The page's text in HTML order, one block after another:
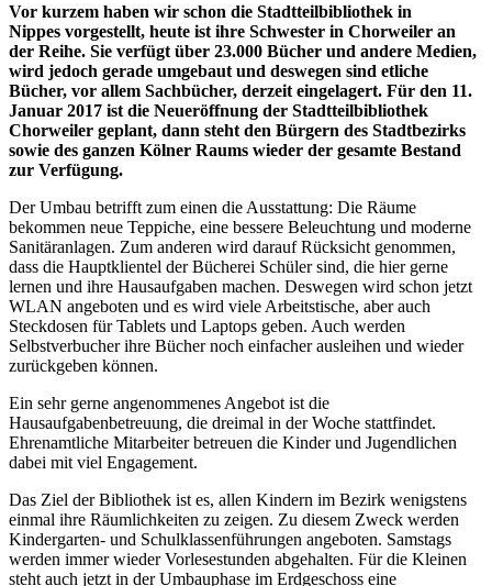
Vor kurzem haben wir schon die Stadtteilbibliothek in
Nippes vorgestellt, heute ist ihre Schwester in Chorweiler an
der Reihe. Sie verfügt über 23.000 Bücher und andere Medien,
wird jedoch gerade umgebaut und deswegen sind etliche
Bücher, vor allem Sachbücher, derzeit eingelagert. Für den 11.
Januar 2017 ist die Neueröffnung der Stadtteilbibliothek
Chorweiler geplant, dann steht den Bürgern des Stadtbezirks
sowie des ganzen Kölner Raums wieder der gesamte Bestand
zur Verfügung.
Der Umbau betrifft zum einen die Ausstattung: Die Räume
bekommen neue Teppiche, eine bessere Beleuchtung und moderne
Sanitäranlagen. Zum anderen wird darauf Rücksicht genommen,
dass die Hauptklientel der Bücherei Schüler sind, die hier gerne
lernen und ihre Hausaufgaben machen. Deswegen wird schon jetzt
WLAN angeboten und es wird viele Arbeitstische, aber auch
Steckdosen für Tablets und Laptops geben. Auch werden
Selbstverbucher ihre Bücher noch einfacher ausleihen und wieder
zurückgeben können.
Ein sehr gerne angenommenes Angebot ist die
Hausaufgabenbetreuung, die dreimal in der Woche stattfindet.
Ehrenamtliche Mitarbeiter betreuen die Kinder und Jugendlichen
dabei mit viel Engagement.
Das Ziel der Bibliothek ist es, allen Kindern im Bezirk wenigstens
einmal ihre Räumlichkeiten zu zeigen. Zu diesem Zweck werden
Kindergarten- und Schulklassenführungen angeboten. Samstags
werden immer wieder Vorlesestunden abgehalten. Für die Kleinen
steht auch jetzt in der Umbauphase im Erdgeschoss eine